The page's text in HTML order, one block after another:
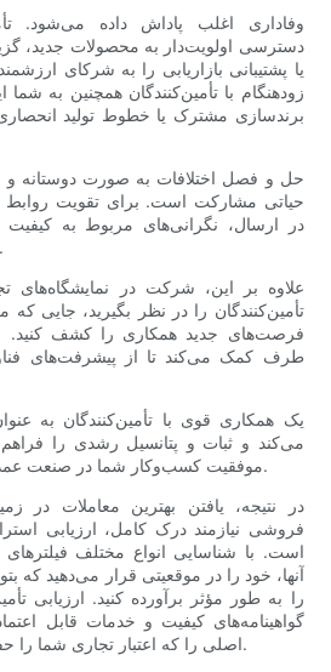
وفاداری اغلب پاداش داده می‌شود.
دسترسی اولویت‌دار به محصولات جدید،
یا پشتیبانی بازاریابی را به شرکای
زودهنگام با تأمین‌کنندگان همچنین به
برندسازی مشترک یا خطوط تولید
حل و فصل اختلافات به صورت دوستانه و
حیاتی مشارکت است. برای تقویت روابط
در ارسال، نگرانی‌های مربوط به کیفیت
شفافیت و انصاف حل کنید.
علاوه بر این، شرکت در نمایشگاه‌های
تأمین‌کنندگان را در نظر بگیرید، جایی که
فرصت‌های جدید همکاری را کشف کنید.
طرف کمک می‌کند تا از پیشرفت‌های
یک همکاری قوی با تأمین‌کنندگان به
می‌کند و ثبات و پتانسیل رشدی را فراهم
موفقیت کسب‌وکار شما در صنعت عمده‌فروشی فیلتر روغن دارد.
در نتیجه، یافتن بهترین معاملات در
فروشی نیازمند درک کامل، ارزیابی
است. با شناسایی انواع مختلف
آنها، خود را در موقعیتی قرار می‌دهید که
را به طور مؤثر برآورده کنید. ارزیابی
گواهینامه‌های کیفیت و خدمات قابل
اصلی را که اعتبار تجاری شما را حفظ می‌کنند، تضمین می‌کند.